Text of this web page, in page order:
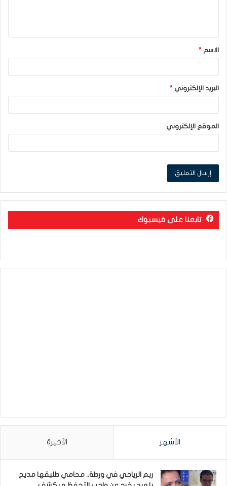
ق
*
الاسم *
البريد الإلكتروني *
الموقع الإلكتروني
تابعنا على فيسبوك
الأشهر الأخيرة
ريم الرياحي في ورطة.. محامي طليقها مديح